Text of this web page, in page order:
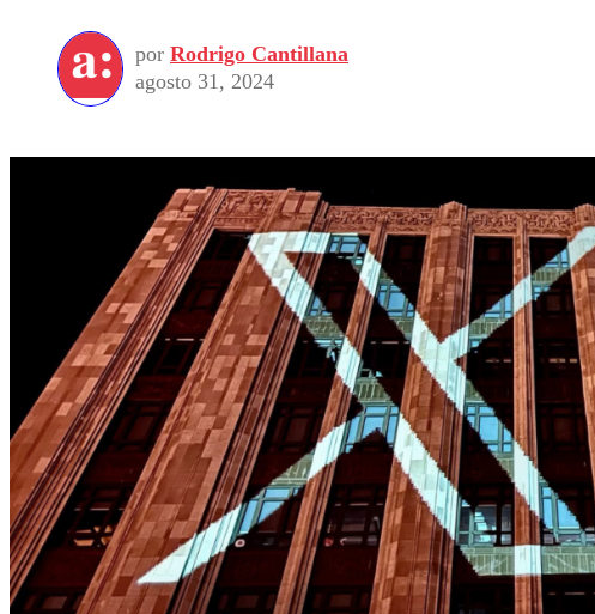
por Rodrigo Cantillana
agosto 31, 2024